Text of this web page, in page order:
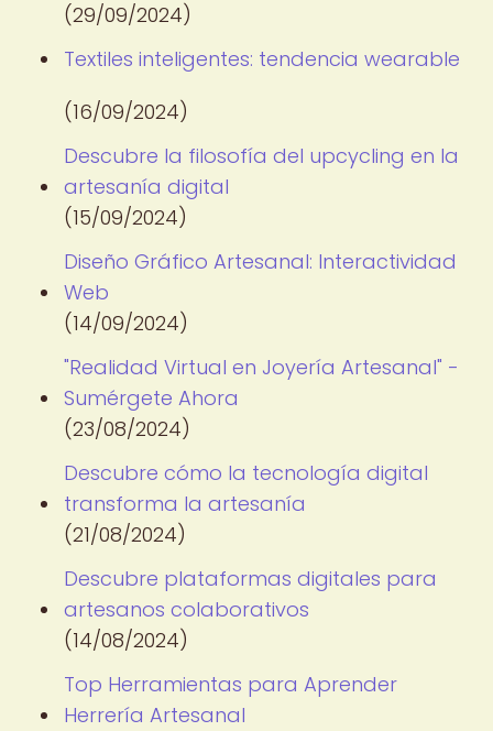
(29/09/2024)
Textiles inteligentes: tendencia wearable
(16/09/2024)
Descubre la filosofía del upcycling en la
artesanía digital
(15/09/2024)
Diseño Gráfico Artesanal: Interactividad
Web
(14/09/2024)
"Realidad Virtual en Joyería Artesanal" -
Sumérgete Ahora
(23/08/2024)
Descubre cómo la tecnología digital
transforma la artesanía
(21/08/2024)
Descubre plataformas digitales para
artesanos colaborativos
(14/08/2024)
Top Herramientas para Aprender
Herrería Artesanal